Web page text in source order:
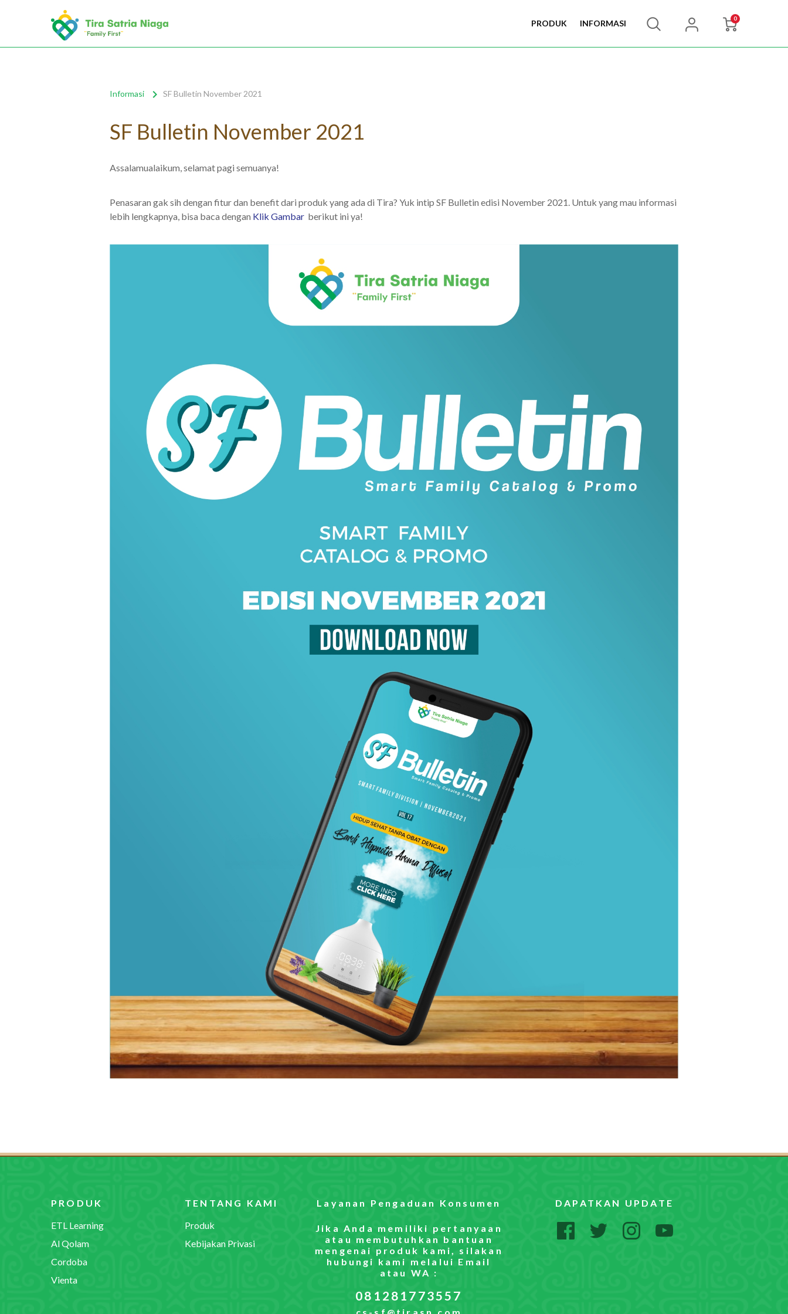
PRODUK INFORMASI 0
Informasi SF Bulletin November 2021
SF Bulletin November 2021
Assalamualaikum, selamat pagi semuanya!
Penasaran gak sih dengan fitur dan benefit dari produk yang ada di Tira? Yuk intip SF Bulletin edisi November 2021. Untuk yang mau informasi
lebih lengkapnya, bisa baca dengan Klik Gambar berikut ini ya!
PRODUK
ETL Learning
Al Qolam
Cordoba
Vienta
TENTANG KAMI
Produk
Kebijakan Privasi
Layanan Pengaduan Konsumen
Jika Anda memiliki pertanyaan
atau membutuhkan bantuan
mengenai produk kami, silakan
hubungi kami melalui Email
atau WA :
081281773557
DAPATKAN UPDATE